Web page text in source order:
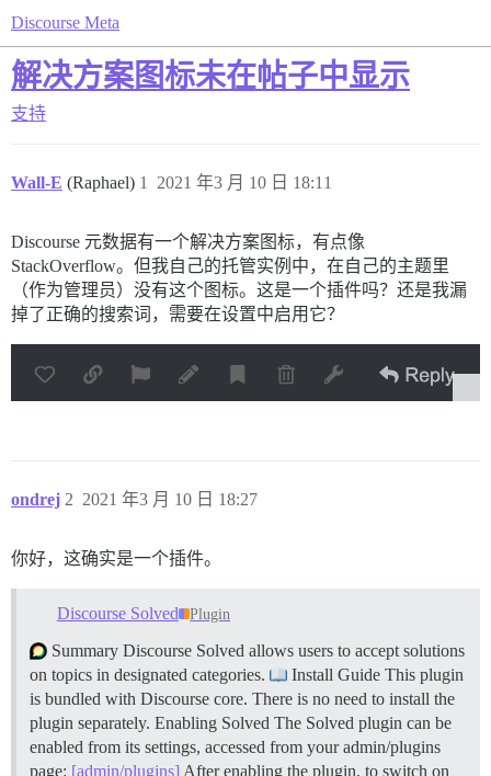
Discourse Meta
解决方案图标未在帖子中显示
支持
Wall-E (Raphael) 2021 年3 月 10 日 18:11
1
Discourse 元数据有一个解决方案图标，有点像
StackOverflow。但我自己的托管实例中，在自己的主题里
（作为管理员）没有这个图标。这是一个插件吗？还是我漏
掉了正确的搜索词，需要在设置中启用它？
ondrej 2021 年3 月 10 日 18:27
2
你好，这确实是一个插件。
Discourse Solved Plugin
Summary Discourse Solved allows users to accept solutions
on topics in designated categories.
Install Guide This plugin
is bundled with Discourse core. There is no need to install the
plugin separately. Enabling Solved The Solved plugin can be
enabled from its settings, accessed from your admin/plugins
page: [admin/plugins] After enabling the plugin, to switch on